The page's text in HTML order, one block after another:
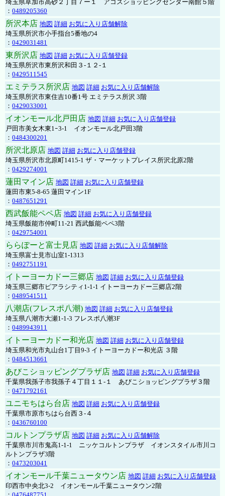
埼玉県草加市高砂２丁目７ー１ アコスショッピングセンター南館５階
： 0489205360
所沢本店 地図 詳細 お気に入り店舗解除
埼玉県所沢市小手指台5番地の4
： 0429031481
東所沢店 地図 詳細 お気に入り店舗登録
埼玉県所沢市東所沢和田３-１２-１
： 0429511545
エミテラス所沢店 地図 詳細 お気に入り店舗解除
埼玉県所沢市東住吉10番1号 エミテラス所沢 3階
： 0429033001
イオンモール北戸田店 地図 詳細 お気に入り店舗登録
戸田市美女木東1ｰ3‐1 イオンモール北戸田3階
： 0484300201
所沢北原店 地図 詳細 お気に入り店舗登録
埼玉県所沢市北原町1415-1 ザ・マーケットプレイス所沢北原2階
： 0429274001
蓮田マイン店 地図 詳細 お気に入り店舗登録
蓮田市東5-8-65 蓮田マイン1F
： 0487651291
西武飯能ペペ店 地図 詳細 お気に入り店舗登録
埼玉県飯能市仲町11-21 西武飯能ペペ3階
： 0429754001
ららぽーと富士見店 地図 詳細 お気に入り店舗解除
埼玉県富士見市山室1-1313
： 0492751191
イトーヨーカドー三郷店 地図 詳細 お気に入り店舗登録
埼玉県三郷市ピアラシティ1-1-1 イトーヨーカドー三郷店2階
： 0489541511
八潮店(フレスポ八潮) 地図 詳細 お気に入り店舗登録
埼玉県八潮市大瀬1-1-3 フレスポ八潮3F
： 0489943911
イトーヨーカドー和光店 地図 詳細 お気に入り店舗登録
埼玉県和光市丸山台1丁目9-3 イトーヨーカドー和光店 ３階
： 0484513661
あびこショッピングプラザ店 地図 詳細 お気に入り店舗登録
千葉県我孫子市我孫子４丁目１１-１ あびこショッピングプラザ３階
： 0471792161
ユニモちはら台店 地図 詳細 お気に入り店舗登録
千葉県市原市ちはら台西３-４
： 0436760100
コルトンプラザ店 地図 詳細 お気に入り店舗解除
千葉県市川市鬼高1-1-1 ニッケコルトンプラザ イオンスタイル市川コ
ルトンプラザ3階
： 0473203041
イオンモール千葉ニュータウン店 地図 詳細 お気に入り店舗登録
印西市中央北3-2 イオンモール千葉ニュータウン2階